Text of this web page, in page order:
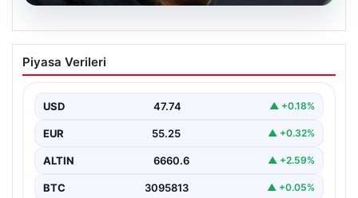
İşte Jhon Duran’ın Benfica formasıyla
ilk golü
Piyasa Verileri
USD 47.74 ▲ +0.18%
EUR 55.25 ▲ +0.32%
ALTIN 6660.6 ▲ +2.59%
BTC 3095813 ▲ +0.05%